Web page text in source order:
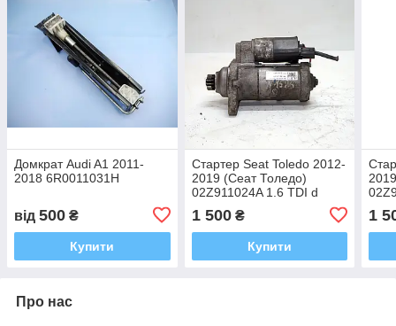
Домкрат Audi A1 2011-
2018 6R0011031H
від 500 ₴
Купити
Стартер Seat Toledo 2012-
2019 (Сеат Толедо)
02Z911024A 1.6 TDI d
1 500₴
Купити
1
Про нас